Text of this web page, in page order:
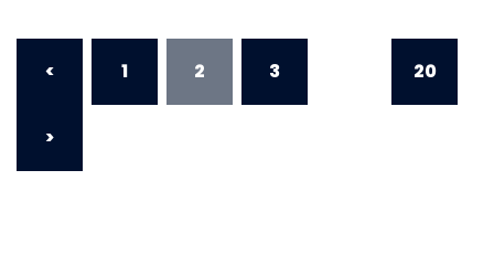
dos
conteúdos
< 1 2 3 20
>